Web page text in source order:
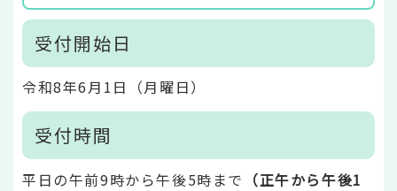
受付開始日
令和8年6月1日（月曜日）
受付時間
平日の午前9時から午後5時まで （正午から午後1